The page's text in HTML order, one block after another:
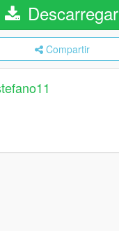
Descarregar
Compartir